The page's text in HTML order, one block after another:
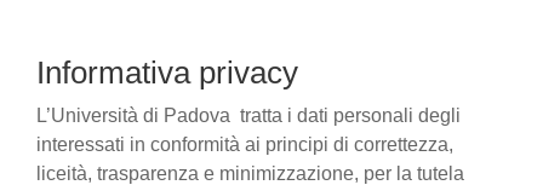
Informativa privacy
L’Università di Padova tratta i dati personali degli
interessati in conformità ai principi di correttezza,
liceità, trasparenza e minimizzazione, per la tutela